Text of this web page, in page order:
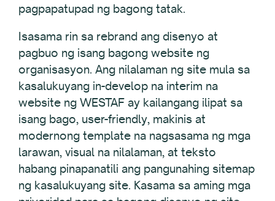
pagpapatupad ng bagong tatak.
Isasama rin sa rebrand ang disenyo at
pagbuo ng isang bagong website ng
organisasyon. Ang nilalaman ng site mula sa
kasalukuyang in-develop na interim na
website ng WESTAF ay kailangang ilipat sa
isang bago, user-friendly, makinis at
modernong template na nagsasama ng mga
larawan, visual na nilalaman, at teksto
habang pinapanatili ang pangunahing sitemap
ng kasalukuyang site. Kasama sa aming mga